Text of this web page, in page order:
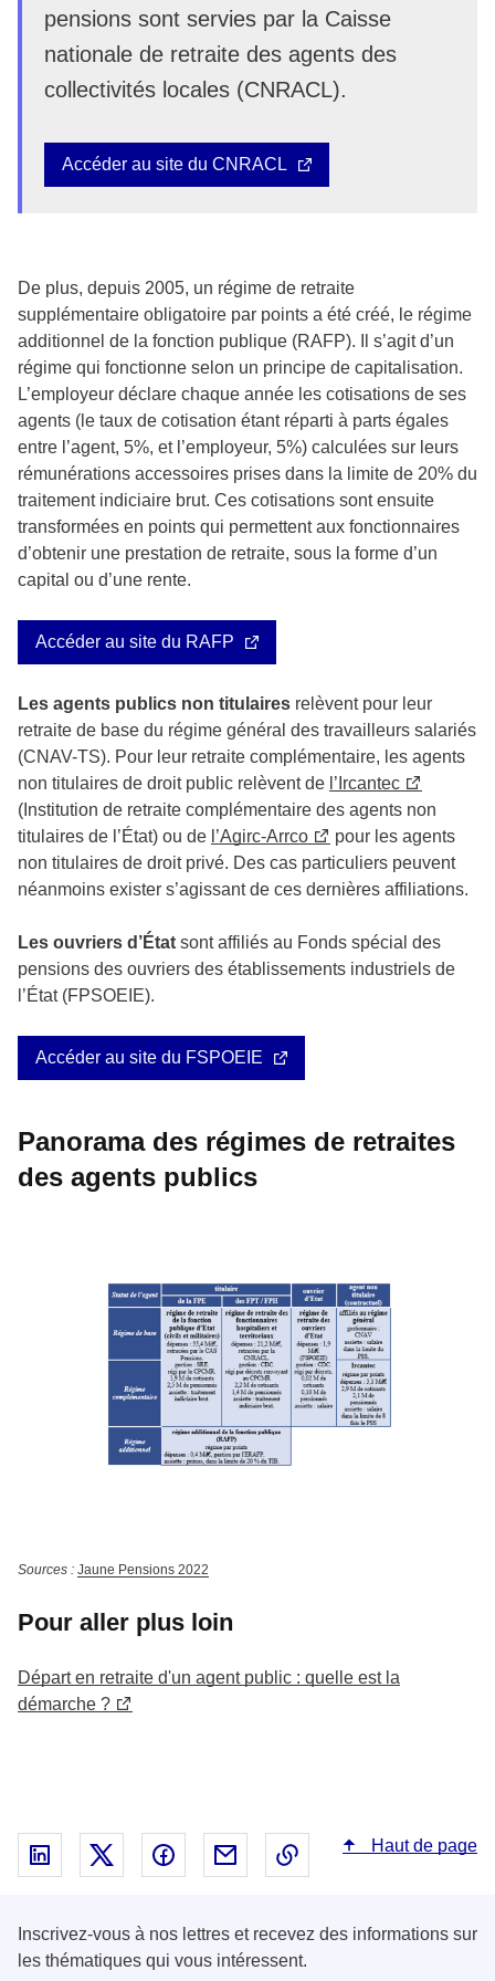
pensions sont servies par la Caisse
nationale de retraite des agents des
collectivités locales (CNRACL).
Accéder au site du CNRACL
De plus, depuis 2005, un régime de retraite
supplémentaire obligatoire par points a été créé, le régime
additionnel de la fonction publique (RAFP). Il s’agit d’un
régime qui fonctionne selon un principe de capitalisation.
L’employeur déclare chaque année les cotisations de ses
agents (le taux de cotisation étant réparti à parts égales
entre l’agent, 5%, et l’employeur, 5%) calculées sur leurs
rémunérations accessoires prises dans la limite de 20% du
traitement indiciaire brut. Ces cotisations sont ensuite
transformées en points qui permettent aux fonctionnaires
d’obtenir une prestation de retraite, sous la forme d’un
capital ou d’une rente.
Accéder au site du RAFP
Les agents publics non titulaires relèvent pour leur
retraite de base du régime général des travailleurs salariés
(CNAV-TS). Pour leur retraite complémentaire, les agents
non titulaires de droit public relèvent de l’Ircantec
(Institution de retraite complémentaire des agents non
titulaires de l’État) ou de l’Agirc-Arrco
pour les agents
non titulaires de droit privé. Des cas particuliers peuvent
néanmoins exister s’agissant de ces dernières affiliations.
Les ouvriers d’État sont affiliés au Fonds spécial des
pensions des ouvriers des établissements industriels de
l’État (FPSOEIE).
Accéder au site du FSPOEIE
Panorama des régimes de retraites
des agents publics
Sources : Jaune Pensions 2022
Pour aller plus loin
Départ en retraite d'un agent public : quelle est la
démarche ?
Partager sur Linked In - nouvelle fenêtre
Partager sur X - nouvelle fenêtre
Partager sur Facebook - nouvelle
Partager par email - nouvelle
Copier le lien dans le
Haut de page
Inscrivez-vous à nos lettres et recevez des informations sur
les thématiques qui vous intéressent.